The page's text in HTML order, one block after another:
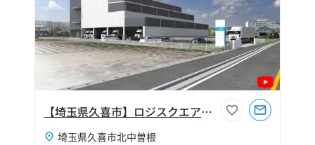
【埼玉県久喜市】ロジスクエア久喜Ⅲ
埼玉県久喜市北中曽根